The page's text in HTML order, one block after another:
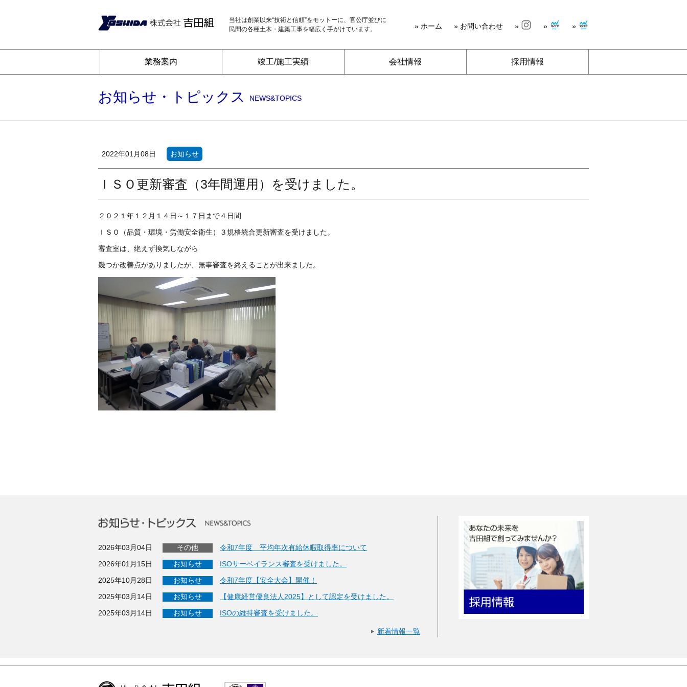
当社は創業以来“技術と信頼”をモットーに、官公庁並びに
民間の各種土木・建築工事を幅広く手がけています。
» ホーム » お問い合わせ » » »
業務案内 竣工/施工実績 会社情報 採用情報
お知らせ・トピックス NEWS&TOPICS
2022年01月08日 お知らせ
ＩＳＯ更新審査（3年間運用）を受けました。
２０２１年１２月１４日～１７日まで４日間
ＩＳＯ（品質・環境・労働安全衛生）３規格統合更新審査を受けました。
審査室は、絶えず換気しながら
幾つか改善点がありましたが、無事審査を終えることが出来ました。
2026年03月04日 その他
令和7年度 平均年次有給休暇取得率について
2026年01月15日
お知らせ
ISOサーベイランス審査を受けました。
2025年10月28日
お知らせ
令和7年度【安全大会】開催！
2025年03月14日
お知らせ
【健康経営優良法人2025】として認定を受けました。
2025年03月14日
お知らせ ISOの維持審査を受けました。
新着情報一覧